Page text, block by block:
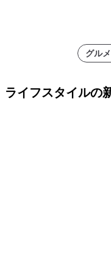
グル
ライフスタイルの